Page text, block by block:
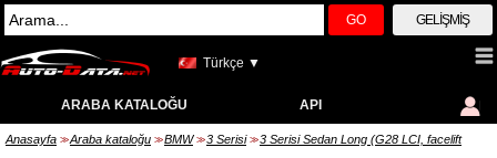
GO GELIŞMIŞ
Türkçe ▼
ARABA KATALOĞU API
Anasayfa >> Araba kataloğu >> BMW >> 3 Serisi >> 3 Serisi Sedan Long (G28 LCI, facelift